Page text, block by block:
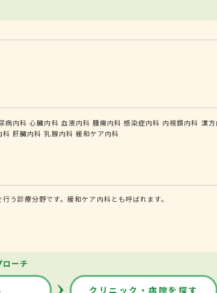
病内科 心臓内科 血液内科 腫瘍内科 感染症内科 内視鏡内科 漢
科 肝臓内科 乳腺内科 緩和ケア内科
う診療分野です。緩和ケア内科とも呼ばれます。
ローチ
クリニック・病院を探す